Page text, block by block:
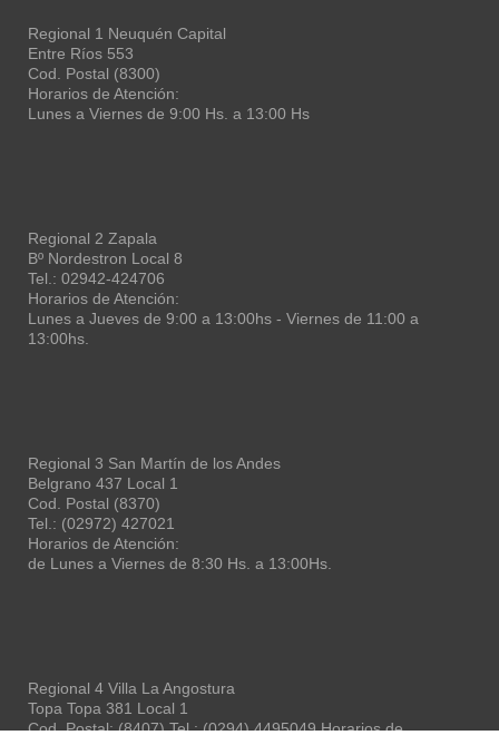
Regional 1 Neuquén Capital
Entre Ríos 553
Cod. Postal (8300)
Horarios de Atención:
Lunes a Viernes de 9:00 Hs. a 13:00 Hs
Regional 2 Zapala
Bº Nordestron Local 8
Tel.: 02942-424706
Horarios de Atención:
Lunes a Jueves de 9:00 a 13:00hs - Viernes de 11:00 a
13:00hs.
Regional 3 San Martín de los Andes
Belgrano 437 Local 1
Cod. Postal (8370)
Tel.: (02972) 427021
Horarios de Atención:
de Lunes a Viernes de 8:30 Hs. a 13:00Hs.
Regional 4 Villa La Angostura
Topa Topa 381 Local 1
Cod. Postal: (8407) Tel.: (0294) 4495049 Horarios de